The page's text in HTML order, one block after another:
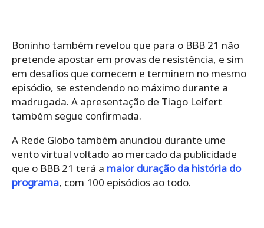
Boninho também revelou que para o BBB 21 não
pretende apostar em provas de resistência, e sim
em desafios que comecem e terminem no mesmo
episódio, se estendendo no máximo durante a
madrugada. A apresentação de Tiago Leifert
também segue confirmada.
A Rede Globo também anunciou durante ume
vento virtual voltado ao mercado da publicidade
que o BBB 21 terá a maior duração da história do
programa, com 100 episódios ao todo.